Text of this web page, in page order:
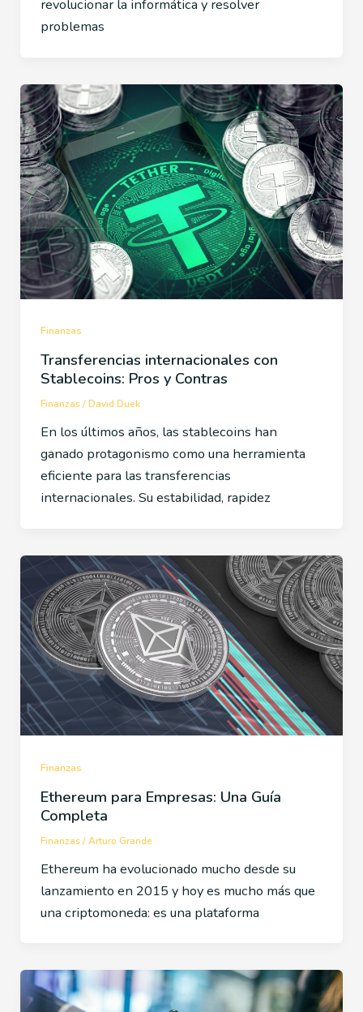
revolucionar la informática y resolver
problemas
Finanzas
Transferencias internacionales con
Stablecoins: Pros y Contras
Finanzas /David Duek
En los últimos años, las stablecoins han
ganado protagonismo como una herramienta
eficiente para las transferencias
internacionales. Su estabilidad, rapidez
Finanzas
Ethereum para Empresas: Una Guía
Completa
Finanzas /Arturo Grande
Ethereum ha evolucionado mucho desde su
lanzamiento en 2015 y hoy es mucho más que
una criptomoneda: es una plataforma